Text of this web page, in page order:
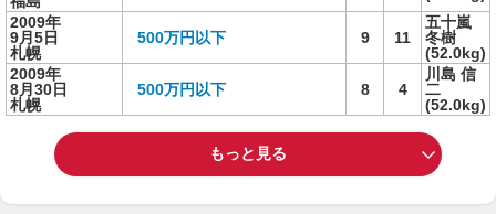
2009年
9月5日
札幌
500万円以下 9 11
五十嵐
冬樹
(52.0kg)
2009年
8月30日
札幌
500万円以下 8 4
川島 信
二
(52.0kg)
もっと見る